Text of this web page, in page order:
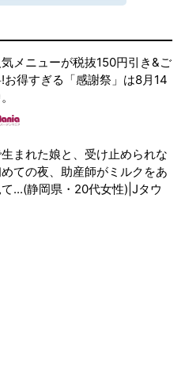
気メニューが税抜150円引き&ご
お得すぎる「感謝祭」は8月14
生まれた娘と、受け止められな
ての夜、助産師がミルクをあ
...(静岡県・20代女性)|Jタウ